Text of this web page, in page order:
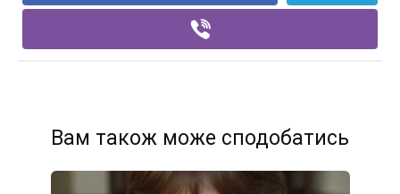
Вам також може сподобатись